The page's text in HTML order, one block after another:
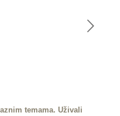
temama. Uživali